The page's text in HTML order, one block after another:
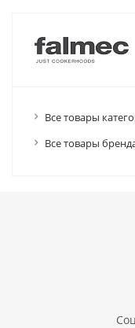
Все товары
Все товары